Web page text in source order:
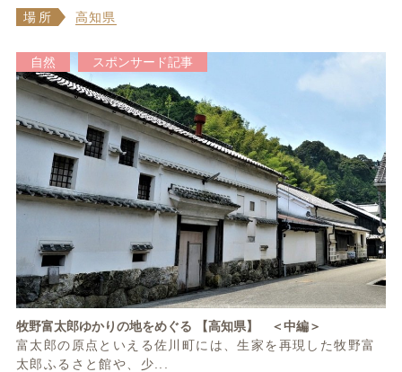
場所
高知県
自然 スポンサード記事
牧野富太郎ゆかりの地をめぐる 【高知県】 ＜中編＞
富太郎の原点といえる佐川町には、生家を再現した牧野富
太郎ふるさと館や、少...